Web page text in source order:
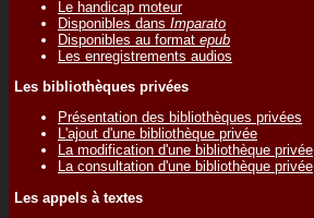
Le handicap moteur
Disponibles dans Imparato
Disponibles au format epub
Les enregistrements audios
Les bibliothèques privées
Présentation des bibliothèques privées
L'ajout d'une bibliothèque privée
La modification d'une bibliothèque privée
La consultation d'une bibliothèque privée
Les appels à textes